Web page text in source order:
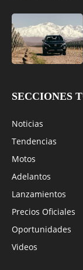
SECCIONES
Noticias
Tendencias
Motos
Adelantos
Lanzamientos
Precios Oficiales
Oportunidades
Videos